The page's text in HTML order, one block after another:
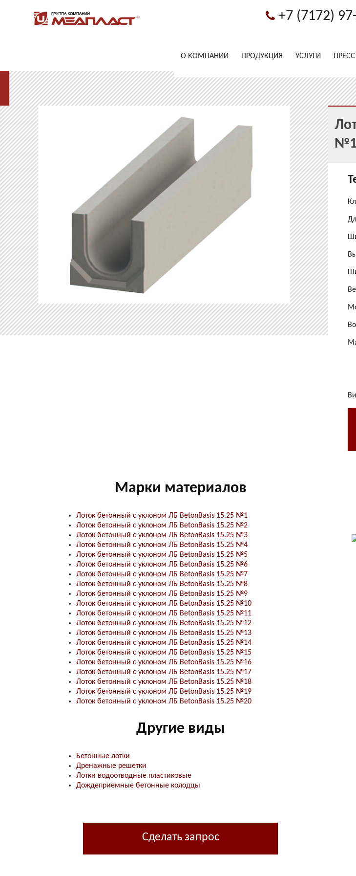
+7 (7172)
О КОМПАНИИ ПРОДУКЦИЯ УСЛУГИ
Марки материалов
Лоток бетонный с уклоном ЛБ BetonBasis 15.25 №1
Лоток бетонный с уклоном ЛБ BetonBasis 15.25 №2
Лоток бетонный с уклоном ЛБ BetonBasis 15.25 №3
Лоток бетонный с уклоном ЛБ BetonBasis 15.25 №4
Лоток бетонный с уклоном ЛБ BetonBasis 15.25 №5
Лоток бетонный с уклоном ЛБ BetonBasis 15.25 №6
Лоток бетонный с уклоном ЛБ BetonBasis 15.25 №7
Лоток бетонный с уклоном ЛБ BetonBasis 15.25 №8
Лоток бетонный с уклоном ЛБ BetonBasis 15.25 №9
Лоток бетонный с уклоном ЛБ BetonBasis 15.25 №10
Лоток бетонный с уклоном ЛБ BetonBasis 15.25 №11
Лоток бетонный с уклоном ЛБ BetonBasis 15.25 №12
Лоток бетонный с уклоном ЛБ BetonBasis 15.25 №13
Лоток бетонный с уклоном ЛБ BetonBasis 15.25 №14
Лоток бетонный с уклоном ЛБ BetonBasis 15.25 №15
Лоток бетонный с уклоном ЛБ BetonBasis 15.25 №16
Лоток бетонный с уклоном ЛБ BetonBasis 15.25 №17
Лоток бетонный с уклоном ЛБ BetonBasis 15.25 №18
Лоток бетонный с уклоном ЛБ BetonBasis 15.25 №19
Лоток бетонный с уклоном ЛБ BetonBasis 15.25 №20
Другие виды
Бетонные лотки
Дренажные решетки
Лотки водоотводные пластиковые
Дождеприемные бетонные колодцы
Сделать запрос